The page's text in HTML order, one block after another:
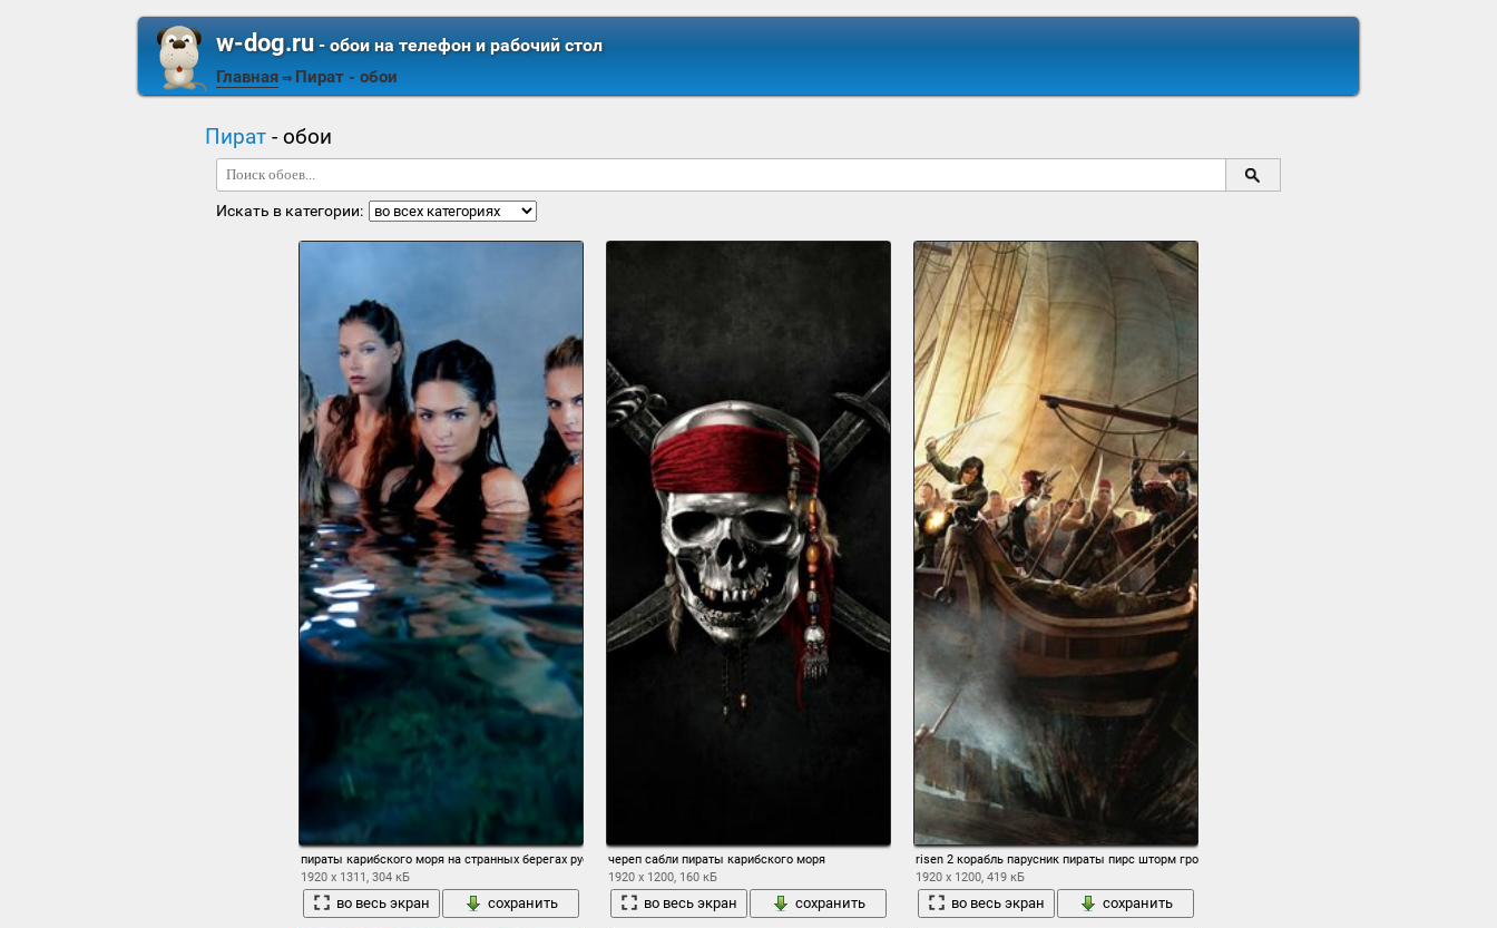
w-dog.ru- обои на телефон и рабочий стол
Главная ⇒ Пират - обои
Пират- обои
Искать в категории:
пираты карибского моря на странных берегах русалки русалка девушки симпотичные волосы вода туман
1920 x 1311, 304 кБ
во весь экран сохранить
череп сабли пираты карибского моря
1920 x 1200, 160 кБ
во весь экран сохранить
risen 2 корабль парусник пираты пирс шторм гроза молнии оружие
1920 x 1200, 419 кБ
во весь экран сохранить